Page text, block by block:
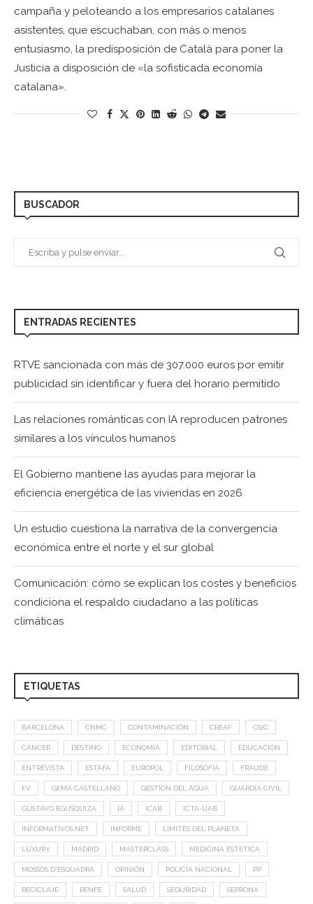
campaña y peloteando a los empresarios catalanes
asistentes, que escuchaban, con más o menos
entusiasmo, la predisposición de Català para poner la
Justicia a disposición de «la sofisticada economía
catalana».
BUSCADOR
ENTRADAS RECIENTES
RTVE sancionada con más de 307.000 euros por emitir
publicidad sin identificar y fuera del horario permitido
Las relaciones románticas con IA reproducen patrones
similares a los vínculos humanos
El Gobierno mantiene las ayudas para mejorar la
eficiencia energética de las viviendas en 2026
Un estudio cuestiona la narrativa de la convergencia
económica entre el norte y el sur global
Comunicación: cómo se explican los costes y beneficios
condiciona el respaldo ciudadano a las políticas
climáticas
ETIQUETAS
BARCELONA CNMC CONTAMINACIÓN CREAF CSIC
CÁNCER DESTINO ECONOMÍA EDITORIAL EDUCACIÓN
ENTREVISTA ESTAFA EUROPOL FILOSOFÍA FRAUDE
FV GEMA CASTELLANO GESTION DEL AGUA GUARDIA CIVIL
GUSTAVO EGUSQUIZA IA ICAB ICTA-UAB
INFORMATIVOS.NET INFORME LIMITES DEL PLANETA
LUXURY MADRID MASTERCLASS MEDICINA ESTÉTICA
MOSSOS D'ESQUADRA OPINIÓN POLICÍA NACIONAL PP
RECICLAJE RENFE SALUD SEGURIDAD SEPRONA